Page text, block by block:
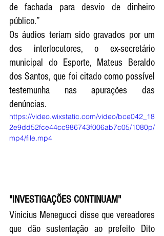
de fachada para desvio de dinheiro
público.”
Os áudios teriam sido gravados por um
dos interlocutores, o ex-secretário
municipal do Esporte, Mateus Beraldo
dos Santos, que foi citado como possível
testemunha nas apurações das
denúncias.
https://video.wixstatic.com/video/bce042_18
2e9dd52fce44cc986743f006ab7c05/1080p/
mp4/file.mp4
"INVESTIGAÇÕES CONTINUAM"
Vinicius Menegucci disse que vereadores
que dão sustentação ao prefeito Dito